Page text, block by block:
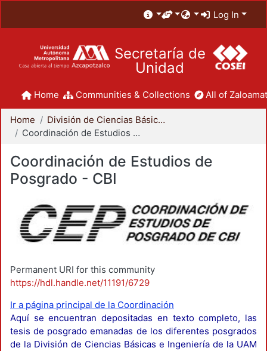
Log In
Secretaría de
Unidad
Home Communities & Collections All of
Home
División de Ciencias Básicas e Ingeniería
Coordinación de Estudios de Posgrado - CBI
Coordinación de Estudios de
Posgrado - CBI
Permanent URI for this community
https://hdl.handle.net/11191/6729
Ir a página principal de la Coordinación
Aquí se encuentran depositadas en texto completo, las
tesis de posgrado emanadas de los diferentes posgrados
de la División de Ciencias Básicas e Ingeniería de la UAM